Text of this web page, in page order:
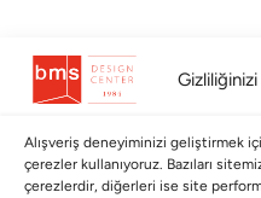
Alışveriş deneyiminizi geliştirmek
çerezler kullanıyoruz. Bazıları
çerezlerdir, diğerleri ise site
Bültenimize Abone Olun